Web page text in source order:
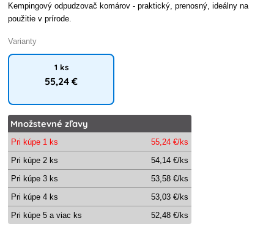
Kempingový odpudzovač komárov - praktický, prenosný, ideálny na
použitie v prírode.
Varianty
1 ks
55,24 €
Množstevné zľavy
Pri kúpe 1 ks 55,24 €/ks
Pri kúpe 2 ks
54,14 €/ks
Pri kúpe 3 ks
53,58 €/ks
Pri kúpe 4 ks
53,03 €/ks
Pri kúpe 5 a viac ks
52,48 €/ks